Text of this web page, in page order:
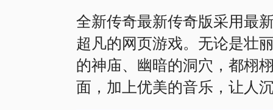
全新传奇最新传奇版采用最
超凡的网页游戏。无论是壮
的神庙、幽暗的洞穴，都栩
面，加上优美的音乐，让人